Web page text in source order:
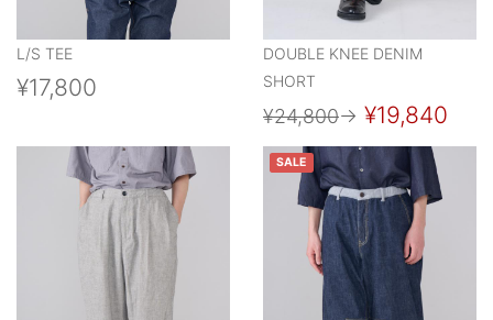
L/S TEE
¥17,800
DOUBLE KNEE DENIM
SHORT
¥24,800→ ¥19,840
SALE